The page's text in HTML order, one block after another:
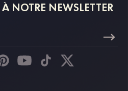
NOTRE NEWSLETTER